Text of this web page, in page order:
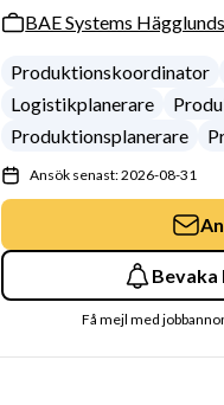
BAE Systems
Produktionskoordinator
Logistikplanerare
Produktionsplanerare
Ansök senast: 2026-08-31
Bevaka
Få mejl med